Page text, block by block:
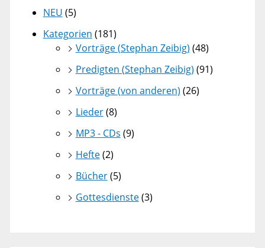
NEU (5)
Kategorien (181)
Vorträge (Stephan Zeibig) (48)
Predigten (Stephan Zeibig) (91)
Vorträge (von anderen) (26)
Lieder(8)
MP3 - CDs (9)
Hefte(2)
Bücher(5)
Gottesdienste(3)